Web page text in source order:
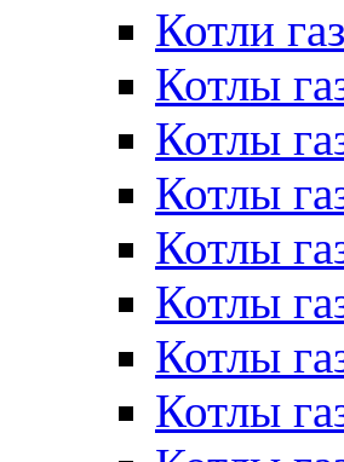
Котли
Котлы
Котлы
Котлы
Котлы
Котлы
Котлы
Котлы